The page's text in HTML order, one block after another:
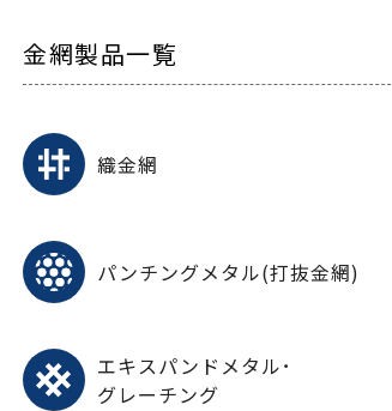
金網製品一覧
織金網
パンチングメタル(打抜金網)
エキスパンドメタル･
グレーチング